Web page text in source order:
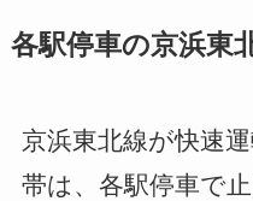
各駅停車の京浜東
京浜東北線が快速
帯は、各駅停車で止